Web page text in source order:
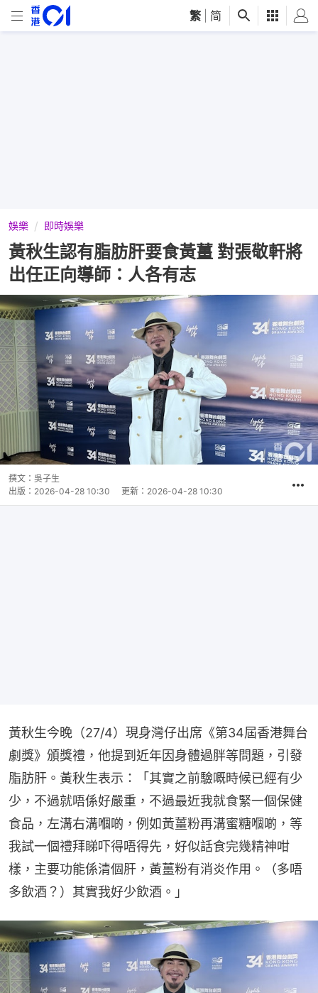
繁 简
娛樂 即時娛樂
黃秋生認有脂肪肝要食黃薑 對張敬軒將
出任正向導師：人各有志
撰文： 吳子生
出版： 2026-04-28 10:30 更新： 2026-04-28 10:30
黃秋生今晚（27/4）現身灣仔出席《第34屆香港舞台
劇獎》頒獎禮，他提到近年因身體過胖等問題，引發
脂肪肝。黃秋生表示：「其實之前驗嘅時候已經有少
少，不過就唔係好嚴重，不過最近我就食緊一個保健
食品，左溝右溝嗰啲，例如黃薑粉再溝蜜糖嗰啲，等
我試一個禮拜睇吓得唔得先，好似話食完幾精神咁
樣，主要功能係清個肝，黃薑粉有消炎作用。（多唔
多飲酒？）其實我好少飲酒。」